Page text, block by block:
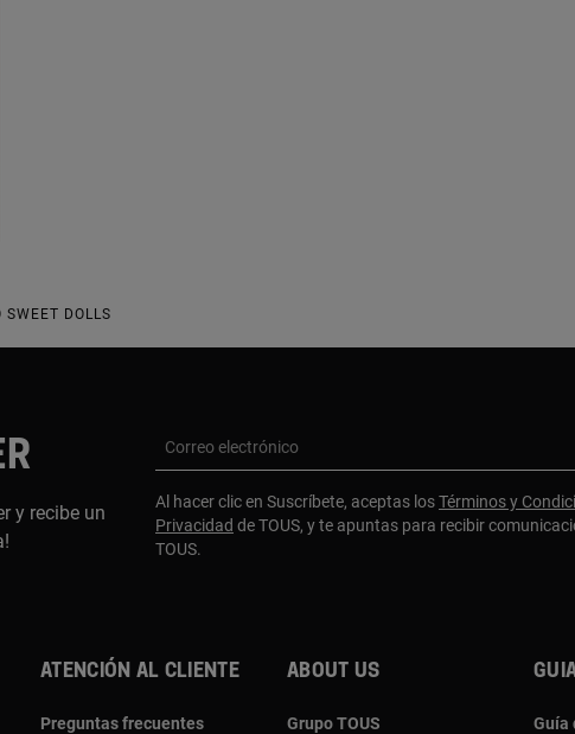
SWEET DOLLS
y recibe un
Correo electrónico
Al hacer clic en Suscríbete, aceptas losTérminos y
Privacidad de TOUS, y te apuntas para recibir
TOUS.
Atención al cliente
Preguntas frecuentes
About us
Grupo TOUS Guía